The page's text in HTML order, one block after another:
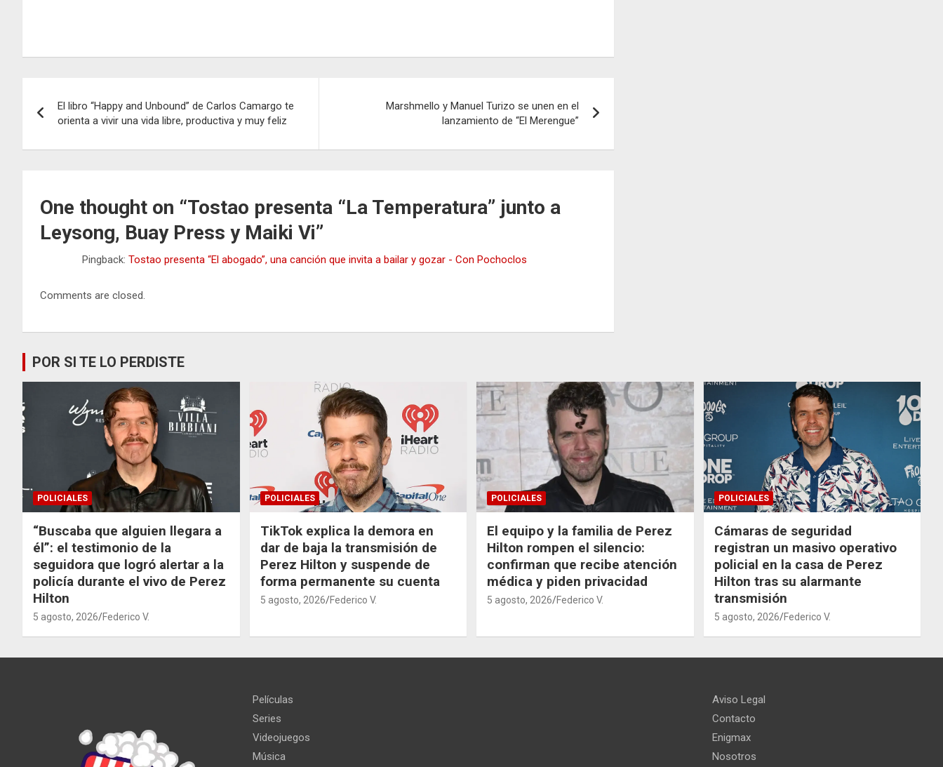
de
entradas
El libro “Happy and Unbound” de Carlos Camargo te
orienta a vivir una vida libre, productiva y muy feliz
Marshmello y Manuel Turizo se unen en el
lanzamiento de “El Merengue”
One thought on “Tostao presenta “La Temperatura” junto a
Leysong, Buay Press y Maiki Vi”
Pingback: Tostao presenta “El abogado”, una canción que invita a bailar y gozar - Con Pochoclos
Comments are closed.
POR SI TE LO PERDISTE
POLICIALES
“Buscaba que alguien llegara a
él”: el testimonio de la
seguidora que logró alertar a la
policía durante el vivo de Perez
Hilton
5 agosto, 2026 Federico V.
POLICIALES
TikTok explica la demora en
dar de baja la transmisión de
Perez Hilton y suspende de
forma permanente su cuenta
5 agosto, 2026 Federico V.
POLICIALES
El equipo y la familia de Perez
Hilton rompen el silencio:
confirman que recibe atención
médica y piden privacidad
5 agosto, 2026 Federico V.
POLICIALES
Cámaras de seguridad
registran un masivo operativo
policial en la casa de Perez
Hilton tras su alarmante
transmisión
5 agosto, 2026 Federico V.
Películas
Series
Videojuegos
Música
Aviso Legal
Contacto
Enigmax
Nosotros